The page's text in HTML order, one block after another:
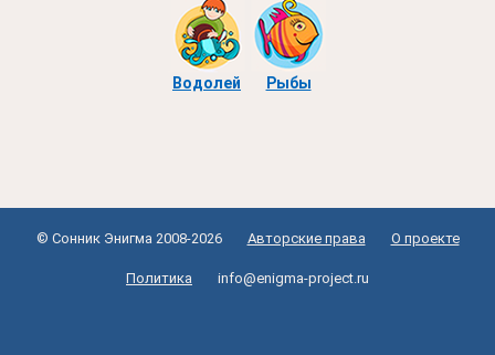
Водолей Рыбы
© Сонник Энигма 2008-2026 Авторские права О проекте
Политика info@enigma-project.ru